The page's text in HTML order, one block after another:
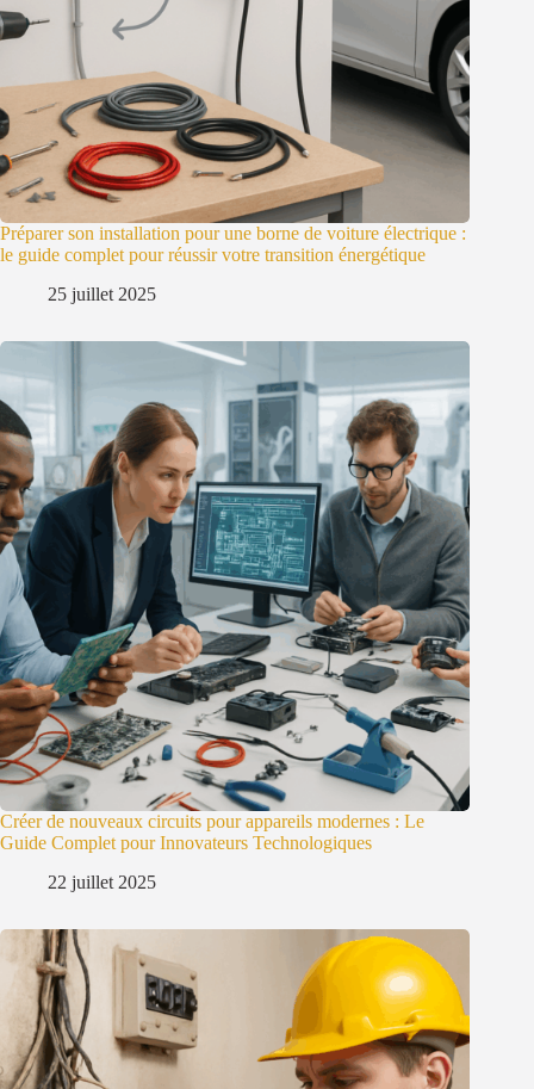
Préparer son installation pour une borne de voiture électrique :
le guide complet pour réussir votre transition énergétique
25 juillet 2025
Créer de nouveaux circuits pour appareils modernes : Le
Guide Complet pour Innovateurs Technologiques
22 juillet 2025